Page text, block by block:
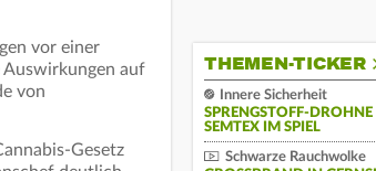
vor einer
Auswirkungen auf
von
Gesetz
THEMEN-TICKER
Innere Sicherheit
SPRENGSTOFF-DROHNE
SEMTEX IM SPIEL
Schwarze Rauchwolke